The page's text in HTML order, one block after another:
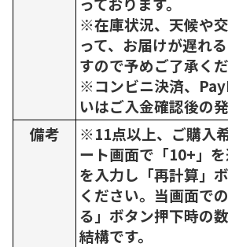
※在庫状況、天候や
って、お届けが遅れ
すので予めご了承くだ
※コンビニ決済、
いはご入金確認後の
備考
※11点以上、ご購入
ート画面で「10+」
を入力し「再計算」
ください。当画面で
る」ボタン押下時の
結構です。